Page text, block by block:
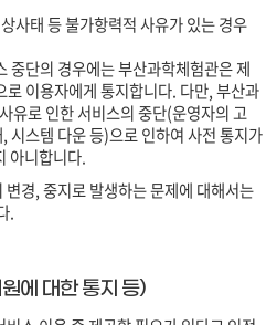
사태 등 불가항력적 사유가 있는 경우
중단의 경우에는 부산과학체험관은 제
이용자에게 통지합니다. 다만, 부산과
유로 인한 서비스의 중단(운영자의 고
시스템 다운 등)으로 인하여 사전 통지가
아니합니다.
경, 중지로 발생하는 문제에 대해서는
.
에 대한 통지 등)